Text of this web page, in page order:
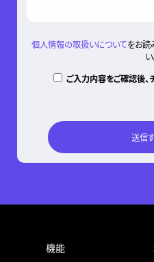
個人情報の取扱いについてをお読
い
ご入力内容をご確認後、
機能